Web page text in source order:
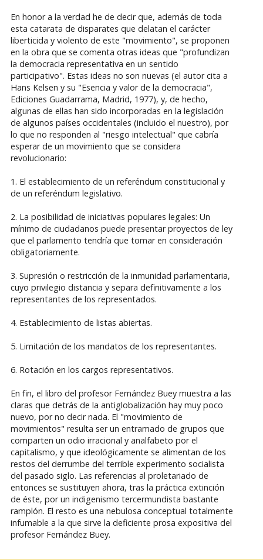
En honor a la verdad he de decir que, además de toda
esta catarata de disparates que delatan el carácter
liberticida y violento de este "movimiento", se proponen
en la obra que se comenta otras ideas que "profundizan
la democracia representativa en un sentido
participativo". Estas ideas no son nuevas (el autor cita a
Hans Kelsen y su "Esencia y valor de la democracia",
Ediciones Guadarrama, Madrid, 1977), y, de hecho,
algunas de ellas han sido incorporadas en la legislación
de algunos países occidentales (incluido el nuestro), por
lo que no responden al "riesgo intelectual" que cabría
esperar de un movimiento que se considera
revolucionario:
1. El establecimiento de un referéndum constitucional y
de un referéndum legislativo.
2. La posibilidad de iniciativas populares legales: Un
mínimo de ciudadanos puede presentar proyectos de ley
que el parlamento tendría que tomar en consideración
obligatoriamente.
3. Supresión o restricción de la inmunidad parlamentaria,
cuyo privilegio distancia y separa definitivamente a los
representantes de los representados.
4. Establecimiento de listas abiertas.
5. Limitación de los mandatos de los representantes.
6. Rotación en los cargos representativos.
En fin, el libro del profesor Fernández Buey muestra a las
claras que detrás de la antiglobalización hay muy poco
nuevo, por no decir nada. El "movimiento de
movimientos" resulta ser un entramado de grupos que
comparten un odio irracional y analfabeto por el
capitalismo, y que ideológicamente se alimentan de los
restos del derrumbe del terrible experimento socialista
del pasado siglo. Las referencias al proletariado de
entonces se sustituyen ahora, tras la práctica extinción
de éste, por un indigenismo tercermundista bastante
ramplón. El resto es una nebulosa conceptual totalmente
infumable a la que sirve la deficiente prosa expositiva del
profesor Fernández Buey.